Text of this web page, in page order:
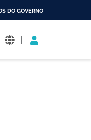
DO GOVERNO
|